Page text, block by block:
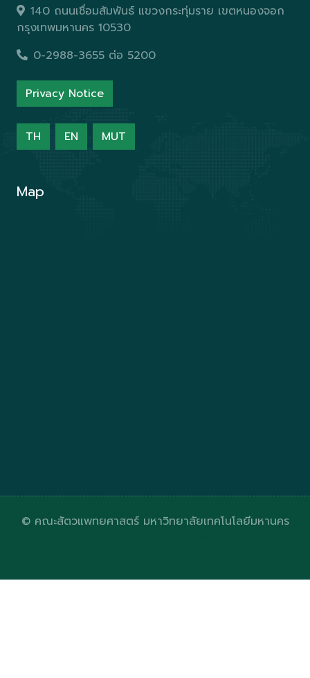
140 ถนนเชื่อมสัมพันธ์ แขวงกระทุ่มราย เขตหนองจอก
กรุงเทพมหานคร 10530
0-2988-3655 ต่อ 5200
Privacy Notice
TH EN MUT
Map
© คณะสัตวแพทยศาสตร์ มหาวิทยาลัยเทคโนโลยีมหานคร